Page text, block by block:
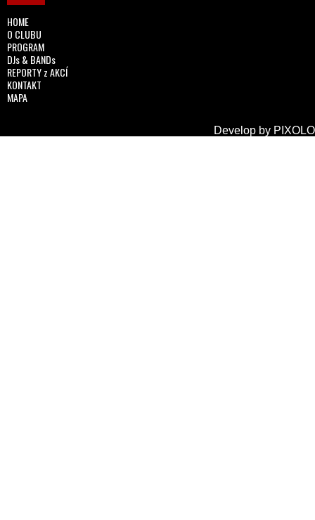
HOME
O CLUBU
PROGRAM
DJs & BANDs
REPORTY z AKCÍ
KONTAKT
MAPA
Develop by PIXOLO